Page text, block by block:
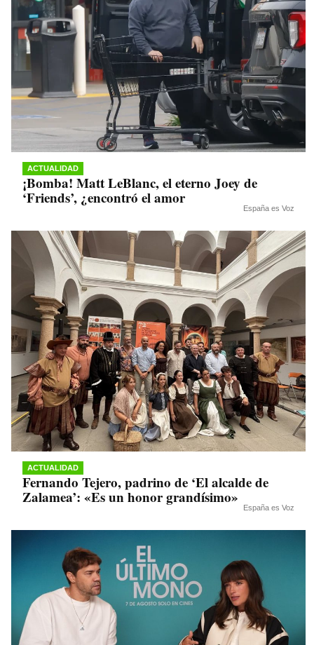
ACTUALIDAD
¡Bomba! Matt LeBlanc, el eterno Joey de
‘Friends’, ¿encontró el amor
España es Voz
ACTUALIDAD
Fernando Tejero, padrino de ‘El alcalde de
Zalamea’: «Es un honor grandísimo»
España es Voz